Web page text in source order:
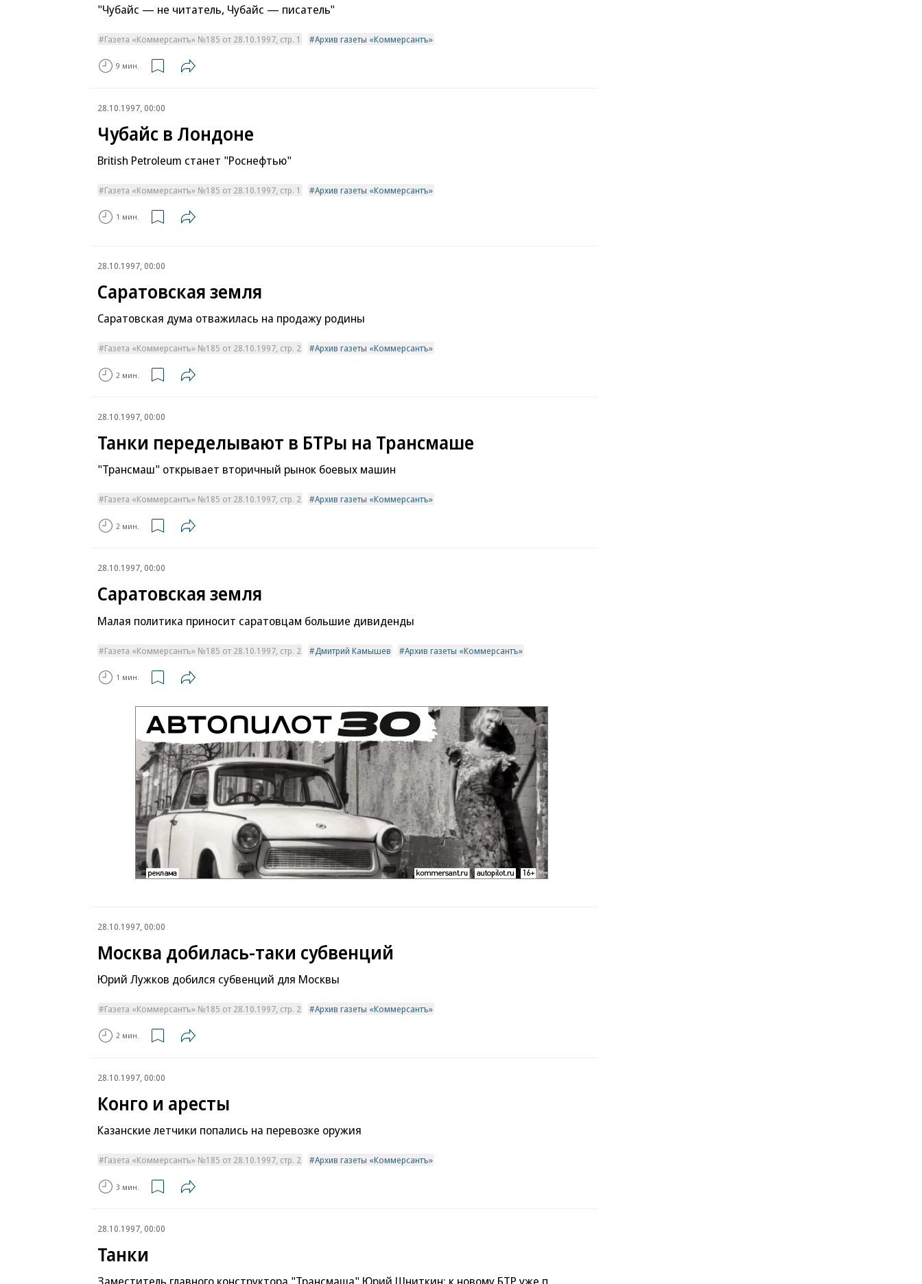
"Чубайс — не читатель, Чубайс — писатель"
Газета «Коммерсантъ» №185 от 28.10.1997, стр. 1 Архив газеты «Коммерсантъ»
9 мин.
28.10.1997, 00:00
Чубайс в Лондоне
British Petroleum станет "Роснефтью"
Газета «Коммерсантъ» №185 от 28.10.1997, стр. 1 Архив газеты «Коммерсантъ»
1 мин.
28.10.1997, 00:00
Саратовская земля
Саратовская дума отважилась на продажу родины
Газета «Коммерсантъ» №185 от 28.10.1997, стр. 2 Архив газеты «Коммерсантъ»
2 мин.
28.10.1997, 00:00
Танки переделывают в БТРы на Трансмаше
"Трансмаш" открывает вторичный рынок боевых машин
Газета «Коммерсантъ» №185 от 28.10.1997, стр. 2 Архив газеты «Коммерсантъ»
2 мин.
28.10.1997, 00:00
Саратовская земля
Малая политика приносит саратовцам большие дивиденды
Газета «Коммерсантъ» №185 от 28.10.1997, стр. 2 Дмитрий Камышев Архив газеты «Коммерсантъ»
1 мин.
28.10.1997, 00:00
Москва добилась-таки субвенций
Юрий Лужков добился субвенций для Москвы
Газета «Коммерсантъ» №185 от 28.10.1997, стр. 2 Архив газеты «Коммерсантъ»
2 мин.
28.10.1997, 00:00
Конго и аресты
Казанские летчики попались на перевозке оружия
Газета «Коммерсантъ» №185 от 28.10.1997, стр. 2 Архив газеты «Коммерсантъ»
3 мин.
28.10.1997, 00:00
Танки